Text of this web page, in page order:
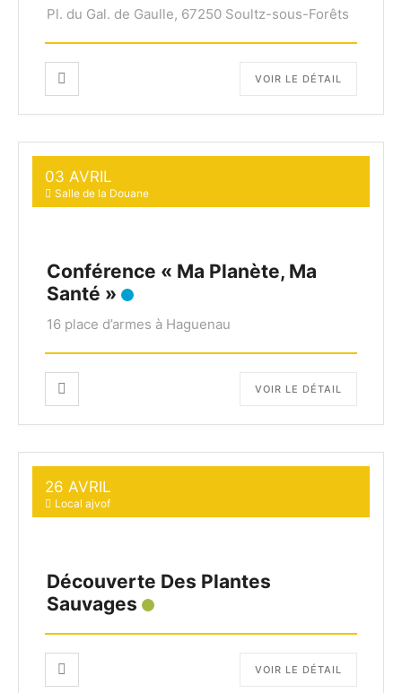
Pl. du Gal. de Gaulle, 67250 Soultz-sous-Forêts
VOIR LE DÉTAIL
03 AVRIL
Salle de la Douane
Conférence « Ma Planète, Ma
Santé »
16 place d’armes à Haguenau
VOIR LE DÉTAIL
26 AVRIL
Local ajvof
Découverte Des Plantes
Sauvages
VOIR LE DÉTAIL